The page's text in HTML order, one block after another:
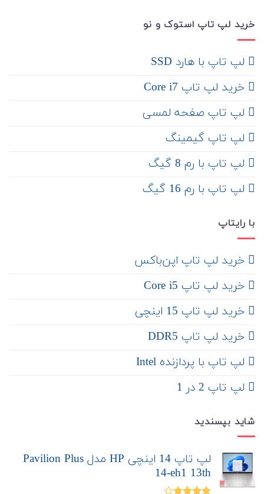
خرید لپ تاپ استوک و نو
لپ تاپ با هارد SSD
خرید لپ تاپ Core i7
لپ تاپ صفحه لمسی
لپ تاپ گیمینگ
لپ تاپ با رم 8 گیگ
لپ تاپ با رم 16 گیگ
با رایتاپ
‌ خرید لپ تاپ اپن‌باکس
خرید لپ تاپ Core i5
‌‌ خرید لپ تاپ 15 اینچی
خرید لپ تاپ DDR5
لپ تاپ با پردازنده Intel
لپ تاپ 2 در 1
شاید بپسندید
لپ تاپ 14 اینچی HP مدل Pavilion Plus
14-eh1 13th